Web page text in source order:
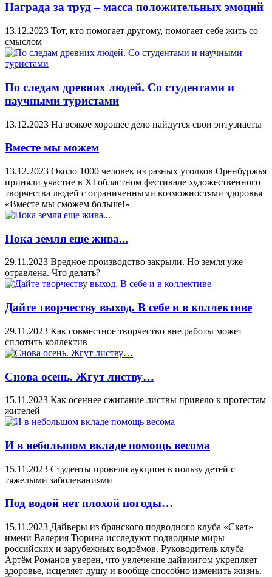
Награда за труд – масса положительных эмоций
13.12.2023 Тот, кто помогает другому, помогает себе жить со
смыслом
По следам древних людей. Со студентами и
научными туристами
13.12.2023 На всякое хорошее дело найдутся свои энтузиасты
Вместе мы можем
13.12.2023 Около 1000 человек из разных уголков Оренбуржья
приняли участие в ХI областном фестивале художественного
творчества людей с ограниченными возможностями здоровья
«Вместе мы сможем больше!»
Пока земля еще жива...
29.11.2023 Вредное производство закрыли. Но земля уже
отравлена. Что делать?
Дайте творчеству выход. В себе и в коллективе
29.11.2023 Как совместное творчество вне работы может
сплотить коллектив
Снова осень. Жгут листву…
15.11.2023 Как осеннее сжигание листвы привело к протестам
жителей
И в небольшом вкладе помощь весома
15.11.2023 Студенты провели аукцион в пользу детей с
тяжелыми заболеваниями
Под водой нет плохой погоды…
15.11.2023 Дайверы из брянского подводного клуба «Скат»
имени Валерия Тюрина исследуют подводные миры
российских и зарубежных водоёмов. Руководитель клуба
Артём Романов уверен, что увлечение дайвингом укрепляет
здоровье, исцеляет душу и вообще способно изменить жизнь.